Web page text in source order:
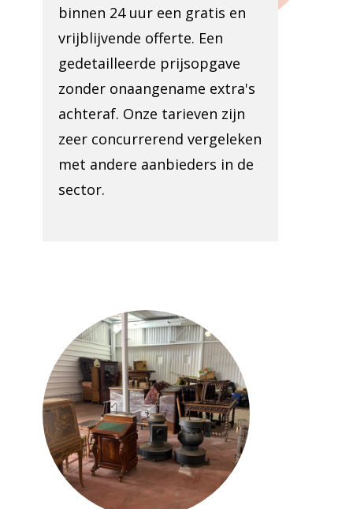
binnen 24 uur een gratis en
vrijblijvende offerte. Een
gedetailleerde prijsopgave
zonder onaangename extra's
achteraf. Onze tarieven zijn
zeer concurrerend vergeleken
met andere aanbieders in de
sector.